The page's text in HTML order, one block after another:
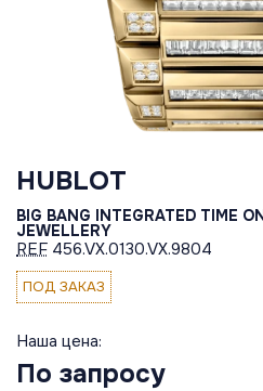
HUBLOT
BIG BANG INTEGRATED TIME
JEWELLERY
REF 456.VX.0130.VX.9804
ПОД ЗАКАЗ
Наша цена:
По запросу